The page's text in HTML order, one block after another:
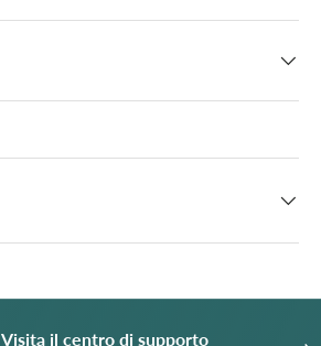
Visita il centro di supporto